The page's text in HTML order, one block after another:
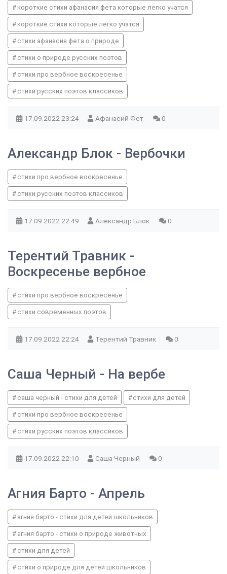
короткие стихи афанасия фета которые легко учатся
короткие стихи которые легко учатся
стихи афанасия фета о природе
стихи о природе русских поэтов
стихи про вербное воскресенье
стихи русских поэтов классиков
17.09.2022 23:24 Афанасий Фет 0
Александр Блок - Вербочки
стихи про вербное воскресенье
стихи русских поэтов классиков
17.09.2022 22:49 Александр Блок 0
Терентий Травник -
Воскресенье вербное
стихи про вербное воскресенье
стихи современных поэтов
17.09.2022 22:24 Терентий Травник 0
Саша Черный - На вербе
саша черный - стихи для детей стихи для детей
стихи про вербное воскресенье
стихи русских поэтов классиков
17.09.2022 22:10 Саша Черный 0
Агния Барто - Апрель
агния барто - стихи для детей школьников
агния барто - стихи о природе животных
стихи для детей
стихи о природе для детей школьников